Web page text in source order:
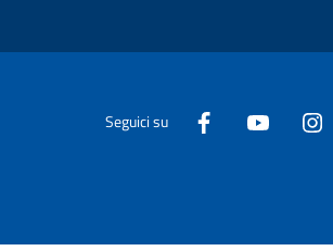
Seguici su